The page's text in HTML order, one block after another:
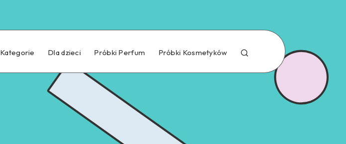
Kategorie Dla dzieci Próbki Perfum Próbki Kosmetyków